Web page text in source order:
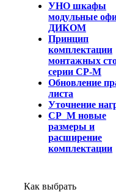
УНО шкафы
модульные
ДИКОМ
Принцип
комплектации
монтажных
серии СР-М
Обновление
листа
Уточнение
СР_М новые
размеры и
расширение
комплектации
Как выбрать